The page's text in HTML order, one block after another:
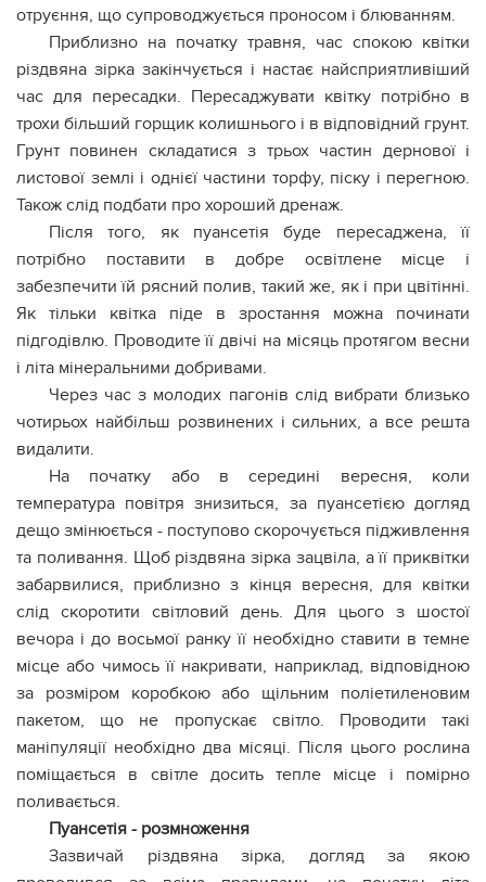
отруєння, що супроводжується проносом і блюванням.
Приблизно на початку травня, час спокою квітки
різдвяна зірка закінчується і настає найсприятливіший
час для пересадки. Пересаджувати квітку потрібно в
трохи більший горщик колишнього і в відповідний грунт.
Грунт повинен складатися з трьох частин дернової і
листової землі і однієї частини торфу, піску і перегною.
Також слід подбати про хороший дренаж.
Після того, як пуансетія буде пересаджена, її
потрібно поставити в добре освітлене місце і
забезпечити їй рясний полив, такий же, як і при цвітінні.
Як тільки квітка піде в зростання можна починати
підгодівлю. Проводите її двічі на місяць протягом весни
і літа мінеральними добривами.
Через час з молодих пагонів слід вибрати близько
чотирьох найбільш розвинених і сильних, а все решта
видалити.
На початку або в середині вересня, коли
температура повітря знизиться, за пуансетією догляд
дещо змінюється - поступово скорочується підживлення
та поливання. Щоб різдвяна зірка зацвіла, а її приквітки
забарвилися, приблизно з кінця вересня, для квітки
слід скоротити світловий день. Для цього з шостої
вечора і до восьмої ранку її необхідно ставити в темне
місце або чимось її накривати, наприклад, відповідною
за розміром коробкою або щільним поліетиленовим
пакетом, що не пропускає світло. Проводити такі
маніпуляції необхідно два місяці. Після цього рослина
поміщається в світле досить тепле місце і помірно
поливається.
Пуансетія - розмноження
Зазвичай різдвяна зірка, догляд за якою